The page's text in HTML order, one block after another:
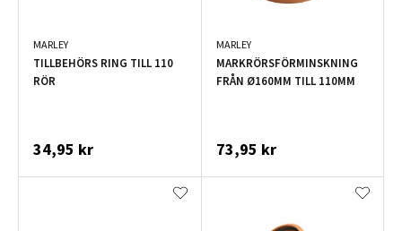
MARLEY
TILLBEHÖRS RING TILL 110
RÖR
34,95 kr
MARLEY
MARKRÖRSFÖRMINSKNING
FRÅN Ø160MM TILL 110MM
73,95 kr